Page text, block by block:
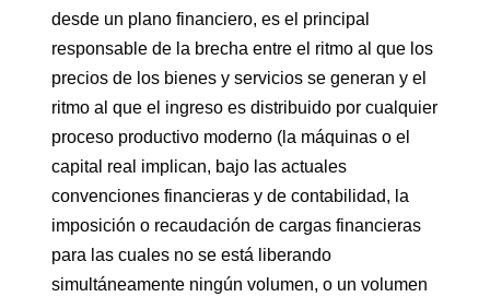
desde un plano financiero, es el principal
responsable de la brecha entre el ritmo al que los
precios de los bienes y servicios se generan y el
ritmo al que el ingreso es distribuido por cualquier
proceso productivo moderno (la máquinas o el
capital real implican, bajo las actuales
convenciones financieras y de contabilidad, la
imposición o recaudación de cargas financieras
para las cuales no se está liberando
simultáneamente ningún volumen, o un volumen